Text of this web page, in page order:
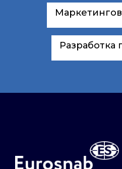
Разработка